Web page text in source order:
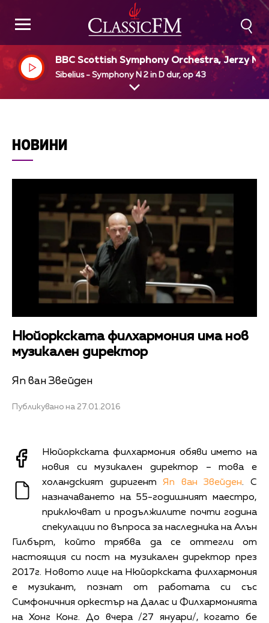
BBC Scottish Symphony Orchestra, Jerzy
imiuk, dir
Sibelius - Symphony N 2 in D dur, op 43
НОВИНИ
Нюйоркската филхармония има нов
музикален директор
Яп ван Звейден
Публикувано на 27.01.2016
Нюйоркската филхармония обяви името на
новия си музикален директор – това е
холандският диригентЯп ван Звейден. С
назначаването на 55-годишният маестро,
приключват и продължилите почти година
спекулации по въпроса за наследника на Алън
Гилбърт, който трябва да се оттегли от
настоящия си пост на музикален директор през
2017г. Новото лице на Нюйоркската филхармония
е музикант, познат от работата си със
Симфоничния оркестър на Далас и Филхармонията
на Хонг Конг. До вчера /27 януари/, когато бе